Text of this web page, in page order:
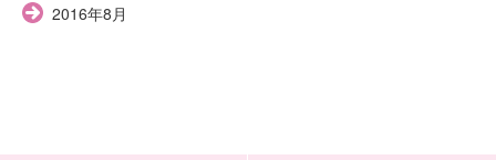
2016年8月